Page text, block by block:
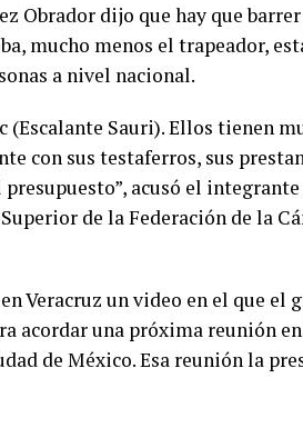
Obrador dijo que hay que
mucho menos el trapeador,
a nivel nacional.
Sauri). Ellos tienen
con sus testaferros, sus
acusó el
de la Federación de la
Veracruz un video en el que el
acordar una próxima reunión
de México. Esa reunión la